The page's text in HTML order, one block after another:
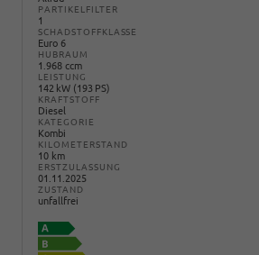
PARTIKELFILTER
1
SCHADSTOFFKLASSE
Euro 6
HUBRAUM
1.968 ccm
LEISTUNG
142 kW (193 PS)
KRAFTSTOFF
Diesel
KATEGORIE
Kombi
KILOMETERSTAND
10 km
ERSTZULASSUNG
01.11.2025
ZUSTAND
unfallfrei